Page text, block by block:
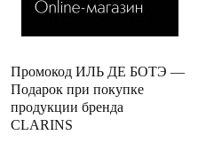
Промокод ИЛЬ ДЕ БОТЭ —
Подарок при покупке
продукции бренда
CLARINS